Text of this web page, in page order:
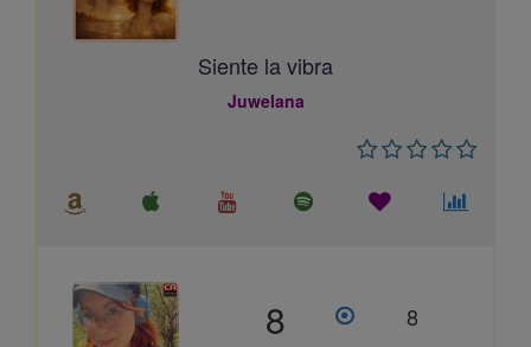
Siente la vibra
Juwelana
8 8